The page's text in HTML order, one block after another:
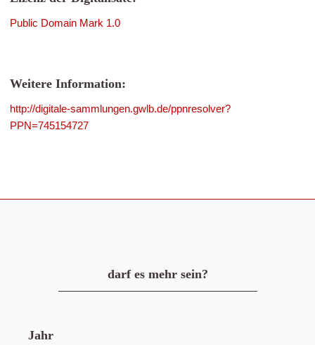
Public Domain Mark 1.0
Weitere Information:
http://digitale-sammlungen.gwlb.de/ppnresolver?
PPN=745154727
darf es mehr sein?
Jahr